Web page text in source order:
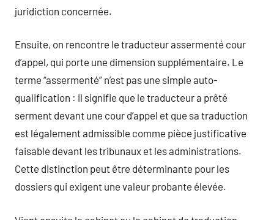
juridiction concernée.
Ensuite, on rencontre le traducteur assermenté cour
d’appel, qui porte une dimension supplémentaire. Le
terme “assermenté” n’est pas une simple auto-
qualification : il signifie que le traducteur a prêté
serment devant une cour d’appel et que sa traduction
est légalement admissible comme pièce justificative
faisable devant les tribunaux et les administrations.
Cette distinction peut être déterminante pour les
dossiers qui exigent une valeur probante élevée.